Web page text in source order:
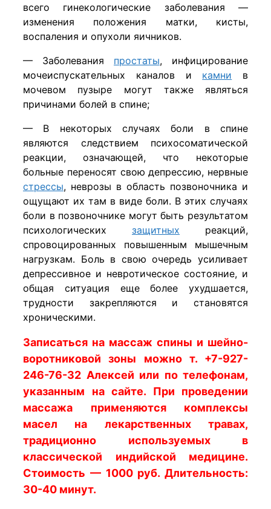
всего гинекологические заболевания —
изменения положения матки, кисты,
воспаления и опухоли яичников.
— Заболевания простаты, инфицирование
мочеиспускательных каналов и камни в
мочевом пузыре могут также являться
причинами болей в спине;
— В некоторых случаях боли в спине
являются следствием психосоматической
реакции, означающей, что некоторые
больные переносят свою депрессию, нервные
стрессы, неврозы в область позвоночника и
ощущают их там в виде боли. В этих случаях
боли в позвоночнике могут быть результатом
психологических защитных реакций,
спровоцированных повышенным мышечным
нагрузкам. Боль в свою очередь усиливает
депрессивное и невротическое состояние, и
общая ситуация еще более ухудшается,
трудности закрепляются и становятся
хроническими.
Записаться на массаж спины и шейно-
воротниковой зоны можно т. +7-927-
246-76-32 Алексей или по телефонам,
указанным на сайте. При проведении
массажа применяются комплексы
масел на лекарственных травах,
традиционно используемых в
классической индийской медицине.
Стоимость — 1000 руб. Длительность:
30-40 минут.